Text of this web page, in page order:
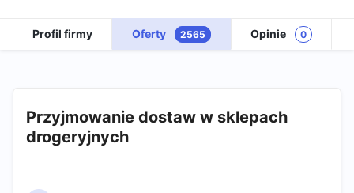
Profil firmy Oferty 2565 Opinie 0
Przyjmowanie dostaw w sklepach
drogeryjnych